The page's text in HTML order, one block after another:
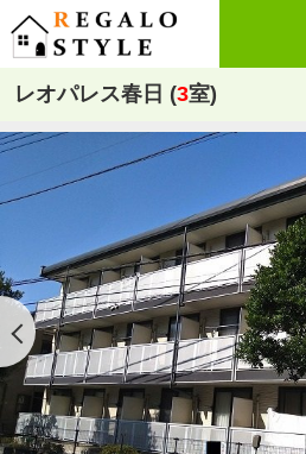
レオパレス春日 (3室)